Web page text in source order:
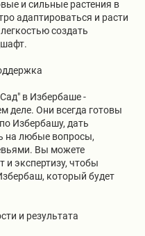
и сильные растения в
адаптироваться и расти
создать
в Избербаше -
деле. Они всегда готовы
Избербашу, дать
на любые вопросы,
Вы можете
экспертизу, чтобы
который будет
и результата